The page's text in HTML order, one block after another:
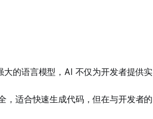
大的语言模型，AI 不仅为开发者提供实
，适合快速生成代码，但在与开发者的